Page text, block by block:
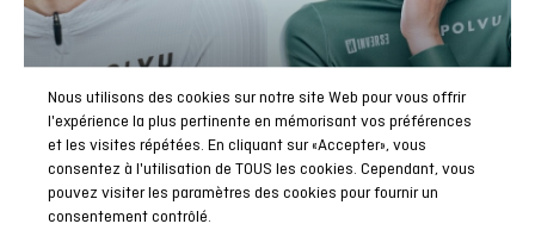
Nous utilisons des cookies sur notre site Web pour vous offrir
l'expérience la plus pertinente en mémorisant vos préférences
et les visites répétées. En cliquant sur «Accepter», vous
consentez à l'utilisation de TOUS les cookies. Cependant, vous
pouvez visiter les paramètres des cookies pour fournir un
consentement contrôlé.